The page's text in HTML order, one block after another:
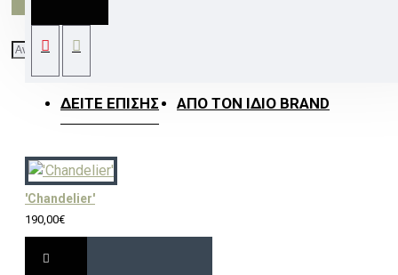
ΔΕΊΤΕ ΕΠΊΣΗΣ ΑΠΌ ΤΟΝ ΊΔΙΟ BRAND
'Chandelier'
190,00€